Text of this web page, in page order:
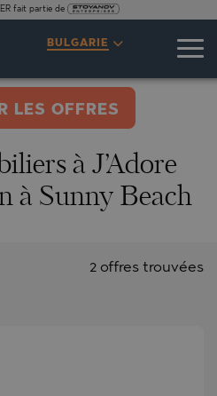
fait partie de
BULGARIE
LES OFFRES
à J’Adore
à Sunny Beach
2 offres trouvées